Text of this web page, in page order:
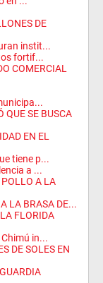
DE
instit...
fortif...
COMERCIAL
QUE SE BUSCA
EN EL
tiene p...
a ...
A LA
LA BRASA DE...
FLORIDA
in...
DE SOLES EN